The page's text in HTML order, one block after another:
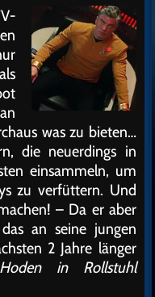
was zu bieten…
die neuerdings in
einsammeln, um
zu verfüttern. Und
– Da er aber
an seine jungen
2 Jahre länger
in Rollstuhl